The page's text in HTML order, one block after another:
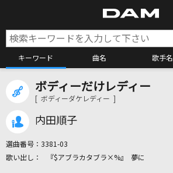
キーワード 曲名 歌手名
カラオケ検索
ボディーだけレディー
[ ボディーダケレディー ]
内田順子
選曲番号： 3381-03
『$アブラカタブラ×%』 夢に